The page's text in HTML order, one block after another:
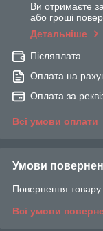
Ви отримаєте
або гроші
Детальніше
Післяплата
Оплата на
Оплата за
Всі умови оплати
Умови
Повернення товару
Всі умови